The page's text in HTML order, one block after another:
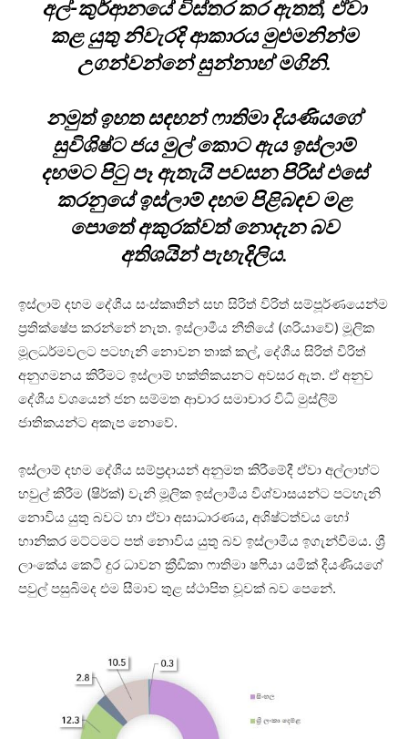
අල්-කුර්ආනයේ විස්තර කර ඇතත්, ඒවා
කළ යුතු නිවැරදි ආකාරය මුළුමනින්ම
උගන්වන්නේ සුන්නාහ් මගිනි.
නමුත් ඉහත සඳහන් ෆාතිමා දියණියගේ
සුවිශිෂ්ට ජය මුල් කොට ඇය ඉස්ලාම්
දහමට පිටු පෑ ඇතැයි පවසන පිරිස් එසේ
කරනුයේ ඉස්ලාම් දහම පිළිබඳව මළ
පොතේ අකුරක්වත් නොදැන බව
අතිශයින් පැහැදිලිය.
ඉස්ලාම් දහම දේශීය සංස්කෘතීන් සහ සිරිත් විරිත් සම්පූර්ණයෙන්ම
ප්‍රතික්ෂේප කරන්නේ නැත. ඉස්ලාමීය නීතියේ (ශරියාවේ) මූලික
මූලධර්මවලට පටහැනි නොවන තාක් කල්, දේශීය සිරිත් විරිත්
අනුගමනය කිරීමට ඉස්ලාම් භක්තිකයනට අවසර ඇත. ඒ අනුව
දේශීය වශයෙන් ජන සම්මත ආචාර සමාචාර විධි මුස්ලිම්
ජාතිකයන්ට අකැප නොවේ.
ඉස්ලාම් දහම දේශීය සම්ප්‍රදායන් අනුමත කිරීමේදී ඒවා අල්ලාහ්ට
හවුල් කිරීම (ෂිර්ක්) වැනි මූලික ඉස්ලාමීය විශ්වාසයන්ට පටහැනි
නොවිය යුතු බවට හා ඒවා අසාධාරණය, අශිෂ්ටත්වය හෝ
හානිකර මට්ටමට පත් නොවිය යුතු බව ඉස්ලාමීය ඉගැන්වීමය. ශ්‍රී
ලාංකේය කෙටි දුර ධාවන ක්‍රීඩිකා ෆාතිමා ෂෆියා යමික් දියණියගේ
පවුල් පසුබිමද එම සීමාව තුළ ස්ථාපිත වූවක් බව පෙනේ.